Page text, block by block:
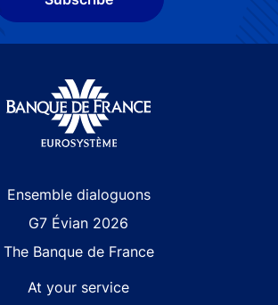
Ensemble dialoguons
G7 Évian 2026
The Banque de France
At your service